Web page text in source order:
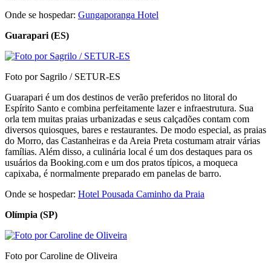
Onde se hospedar: Gungaporanga Hotel
Guarapari (ES)
Foto por Sagrilo / SETUR-ES
Guarapari é um dos destinos de verão preferidos no litoral do
Espírito Santo e combina perfeitamente lazer e infraestrutura. Sua
orla tem muitas praias urbanizadas e seus calçadões contam com
diversos quiosques, bares e restaurantes. De modo especial, as praias
do Morro, das Castanheiras e da Areia Preta costumam atrair várias
famílias. Além disso, a culinária local é um dos destaques para os
usuários da Booking.com e um dos pratos típicos, a moqueca
capixaba, é normalmente preparado em panelas de barro.
Onde se hospedar: Hotel Pousada Caminho da Praia
Olímpia (SP)
Foto por Caroline de Oliveira